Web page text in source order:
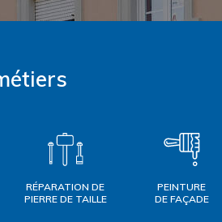
RÉPARATION DE
PIERRE DE TAILLE
PEINTURE
DE FAÇADE